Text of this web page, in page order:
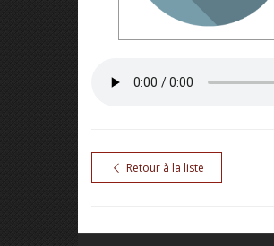
Retour à la liste